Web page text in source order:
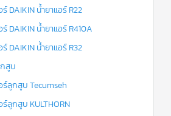
DAIKIN น้ำยาแอร์ R22
DAIKIN น้ำยาแอร์ R410A
DAIKIN น้ำยาแอร์ R32
สูบ
ร์ลูกสูบ Tecumseh
ลูกสูบ KULTHORN